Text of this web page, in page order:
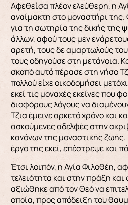
Αφεθείσα πλέον ελεύθερη, η
αναίμακτη στο μοναστήρι της.
για τη σωτηρία της δικής της
άλλων, αφού τους μεν
αρετή, τους δε αμαρτωλούς
τους οδηγούσε στη μετάνοια.
σκοπό αυτό πέρασε στη νήσο
πολλού είχε οικοδομήσει
εκεί τις μοναχές εκείνες που
διαφόρους λόγους να
Τζια έμεινε αρκετό χρόνο και
ασκούμενες αδελφές στην
κανόνων της μοναστικής ζωής.
έργο της εκεί, επέστρεψε και
Έτσι λοιπόν, η Αγία Φιλοθέη,
τελειότητα και στην πράξη
αξιώθηκε από τον Θεό να
οποία, προς απόδειξη του